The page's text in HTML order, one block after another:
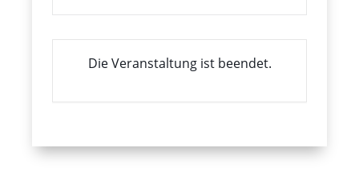
Die Veranstaltung ist beendet.